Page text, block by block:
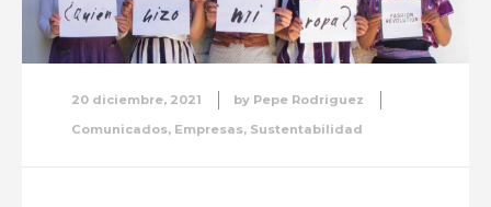
20 diciembre, 2021 by Pepe Rodriguez
Comunicados, Empresas, Sustentabilidad